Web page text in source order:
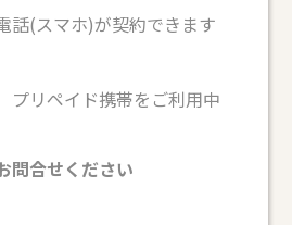
話(スマホ)が契約できます
リペイド携帯をご利用中
問合せください